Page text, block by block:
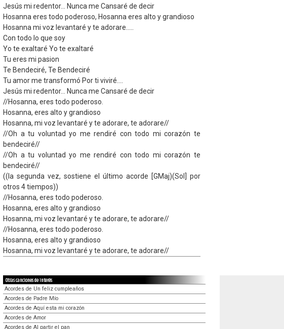
Jesús mi redentor... Nunca me Cansaré de decir
Hosanna eres todo poderoso, Hosanna eres alto y grandioso
Hosanna mi voz levantaré y te adorare.....
Con todo lo que soy
Yo te exaltaré Yo te exaltaré
Tu eres mi pasion
Te Bendeciré, Te Bendeciré
Tu amor me transformó Por ti viviré....
Jesús mi redentor... Nunca me Cansaré de decir
//Hosanna, eres todo poderoso.
Hosanna, eres alto y grandioso
Hosanna, mi voz levantaré y te adorare, te adorare//
//Oh a tu voluntad yo me rendiré con todo mi corazón te
bendeciré//
//Oh a tu voluntad yo me rendiré con todo mi corazón te
bendeciré//
((la segunda vez, sostiene el último acorde [GMaj)(Sol] por
otros 4 tiempos))
//Hosanna, eres todo poderoso.
Hosanna, eres alto y grandioso
Hosanna, mi voz levantaré y te adorare, te adorare//
//Hosanna, eres todo poderoso.
Hosanna, eres alto y grandioso
Hosanna, mi voz levantaré y te adorare, te adorare//
Otras canciones de interés
Acordes de Un feliz cumpleaños
Acordes de Padre Mío
Acordes de Aquí esta mi corazón
Acordes de Amor
Acordes de Al partir el pan